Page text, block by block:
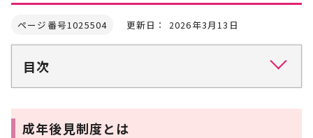
ページ番号1025504 更新日： 2026年3月13日
目次
成年後見制度とは